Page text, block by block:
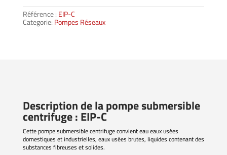
Référence : EIP-C
Categorie: Pompes Réseaux
Description de la pompe submersible
centrifuge : EIP-C
Cette pompe submersible centrifuge convient eau eaux usées
domestiques et industrielles, eaux usées brutes, liquides contenant des
substances fibreuses et solides.